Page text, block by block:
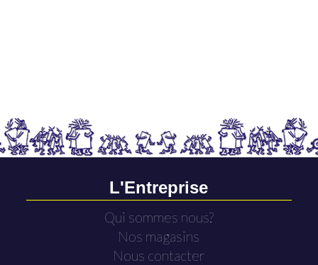
L'Entreprise
Qui sommes nous?
Nos magasins
Nous contacter